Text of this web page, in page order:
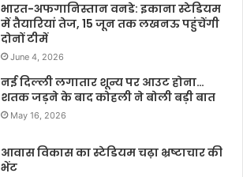
भारत-अफगानिस्तान वनडे: इकाना स्टेडियम
में तैयारियां तेज, 15 जून तक लखनऊ पहुंचेंगी
दोनों टीमें
June 4, 2026
नई दिल्ली लगातार शून्य पर आउट होना…
शतक जड़ने के बाद कोहली ने बोली बड़ी बात
May 16, 2026
आवास विकास का स्टेडियम चढ़ा भ्रष्टाचार की
भेंट